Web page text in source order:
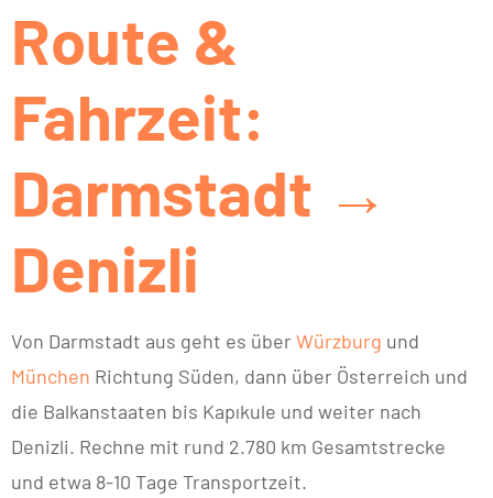
Route &
Fahrzeit:
Darmstadt →
Denizli
Von Darmstadt aus geht es über Würzburg und
München Richtung Süden, dann über Österreich und
die Balkanstaaten bis Kapıkule und weiter nach
Denizli. Rechne mit rund 2.780 km Gesamtstrecke
und etwa 8-10 Tage Transportzeit.